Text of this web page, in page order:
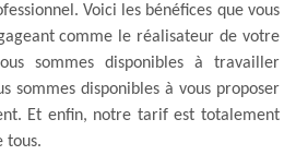
Voici les bénéfices que vous
comme le réalisateur de votre
sommes disponibles à travailler
sommes disponibles à vous proposer
Et enfin, notre tarif est totalement
tous.